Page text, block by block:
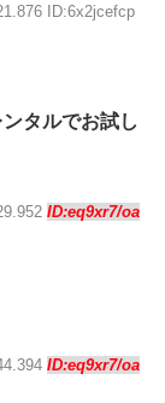
ID:6x2jcefcp
タルでお試し
ID:eq9xr7/oa
ID:eq9xr7/oa